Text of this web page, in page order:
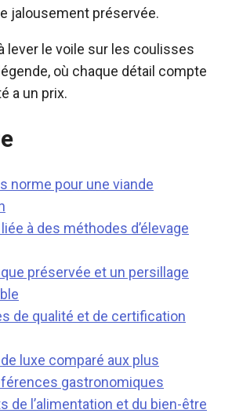
jalousement préservée.
lever le voile sur les coulisses
où chaque détail compte
a un prix.
norme pour une viande
à des méthodes d’élevage
préservée et un persillage
de qualité et de certification
luxe comparé aux plus
gastronomiques
de l’alimentation et du bien-être